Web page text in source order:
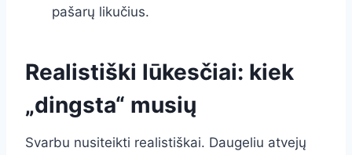
pašarų likučius.
Realistiški lūkesčiai: kiek
„dingsta“ musių
Svarbu nusiteikti realistiškai. Daugeliu atvejų